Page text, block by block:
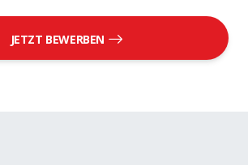
JETZT BEWERBEN